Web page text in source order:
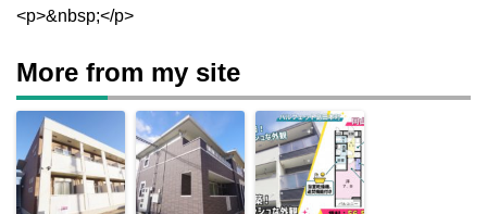
<p>&nbsp;</p>
More from my site